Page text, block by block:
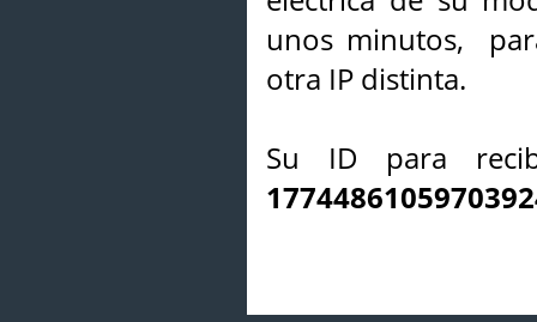
unos minutos,
otra IP distinta.
Su ID para